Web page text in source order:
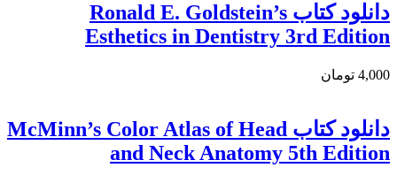
دانلود کتاب Ronald E. Goldstein’s
Esthetics in Dentistry 3rd Edition
4,000 تومان
دانلود کتاب McMinn’s Color Atlas of Head
and Neck Anatomy 5th Edition